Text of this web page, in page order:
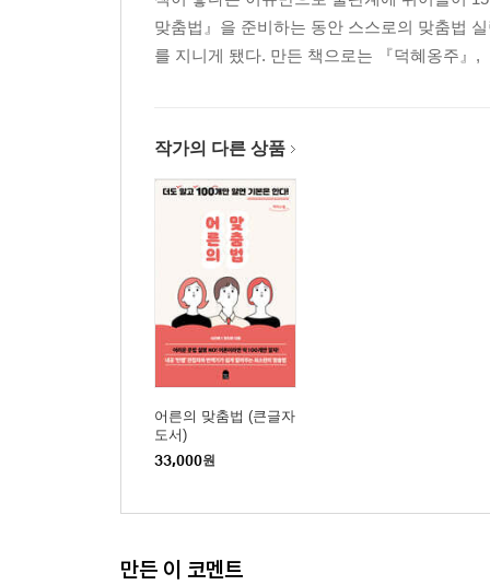
맞춤법』을 준비하는 동안 스스로의 맞춤법
를 지니게 됐다. 만든 책으로는 『덕혜옹주』
작가의 다른 상품
어른의 맞춤법 (큰글자
도서)
33,000원
만든 이 코멘트